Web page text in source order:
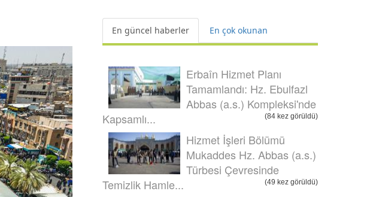
En güncel haberler En çok okunan
Erbaîn Hizmet Planı
Tamamlandı: Hz. Ebulfazl
Abbas (a.s.) Kompleksi'nde
Kapsamlı...
(84 kez görüldü)
Hizmet İşleri Bölümü
Mukaddes Hz. Abbas (a.s.)
Türbesi Çevresinde
Temizlik Hamle...
(49 kez görüldü)